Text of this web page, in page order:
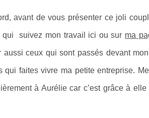
avant de vous présenter ce joli
qui suivez mon travail ici ou sur ma
aussi ceux qui sont passés devant
qui faites vivre ma petite entreprise.
à Aurélie car c’est grâce à